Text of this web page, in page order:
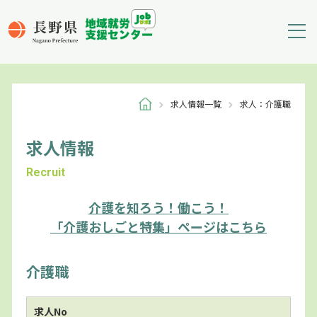
求人情報一覧 求人：介護職
求人情報
Recruit
介護を知ろう！働こう！
「介護おしごと特集」ページはこちら
介護職
求人No